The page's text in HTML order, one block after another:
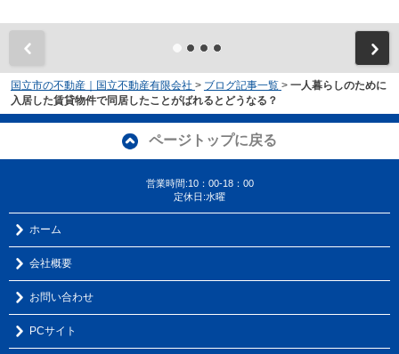
国立市の不動産｜国立不動産有限会社 > ブログ記事一覧 > 一人暮らしのために
入居した賃貸物件で同居したことがばれるとどうなる？
ページトップに戻る
営業時間:10：00-18：00
定休日:水曜
ホーム
会社概要
お問い合わせ
PCサイト